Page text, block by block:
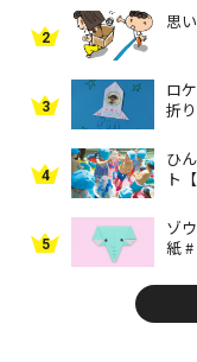
2
思
3
ロ
折
4
ひ
ト
5
ゾ
紙 #